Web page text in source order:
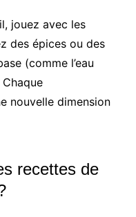
jouez avec les
des épices ou des
(comme l’eau
nouvelle dimension
recettes de